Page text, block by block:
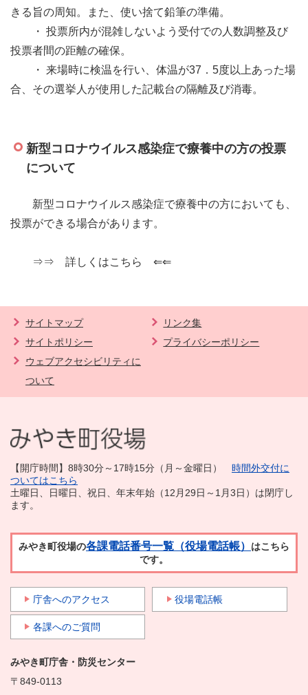
きる旨の周知。また、使い捨て鉛筆の準備。
・ 投票所内が混雑しないよう受付での人数調整及び
投票者間の距離の確保。
・ 来場時に検温を行い、体温が37．5度以上あった場
合、その選挙人が使用した記載台の隔離及び消毒。
新型コロナウイルス感染症で療養中の方の投票
について
新型コロナウイルス感染症で療養中の方においても、
投票ができる場合があります。
⇒⇒ 詳しくはこちら ⇐⇐
サイトマップ
リンク集
サイトポリシー
プライバシーポリシー
ウェブアクセシビリティに
ついて
【開庁時間】8時30分～17時15分（月～金曜日） 時間外交付に
ついてはこちら
土曜日、日曜日、祝日、年末年始（12月29日～1月3日）は閉庁し
ます。
みやき町役場の各課電話番号一覧（役場電話帳） はこちら
です。
庁舎へのアクセス 役場電話帳
各課へのご質問
みやき町庁舎・防災センター
〒849-0113